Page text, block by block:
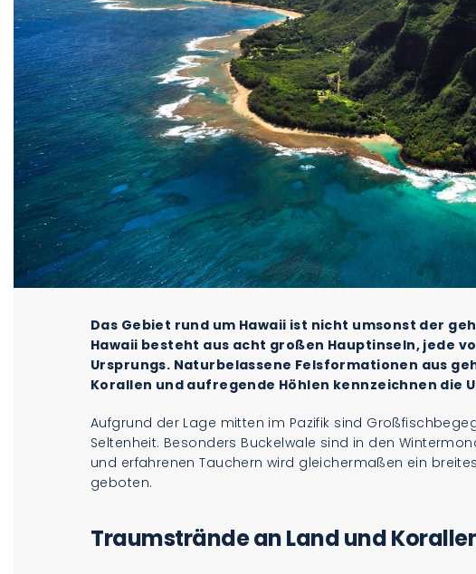
Das Gebiet rund um Hawaii ist nicht umsonst der
Hawaii besteht aus acht großen Hauptinseln, jede
Ursprungs. Naturbelassene Felsformationen aus
Korallen und aufregende Höhlen kennzeichnen die
Aufgrund der Lage mitten im Pazifik sind
Seltenheit. Besonders Buckelwale sind in den
und erfahrenen Tauchern wird gleichermaßen ein
geboten.
Traumstrände an Land und